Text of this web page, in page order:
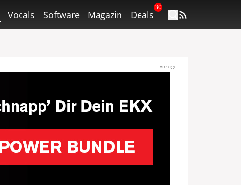
Vocals Software Magazin Deals
30
Anzeige